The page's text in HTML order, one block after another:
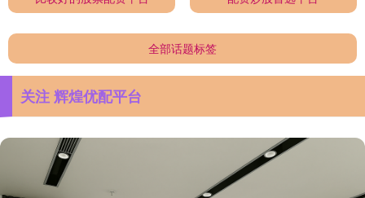
全部话题标签
关注 辉煌优配平台